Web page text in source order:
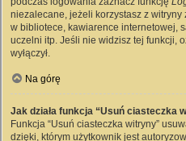
niezalecane, jeżeli korzystasz z
w bibliotece, kawiarence internetowej,
uczelni itp. Jeśli nie widzisz tej funkcji,
wyłączył.
Na górę
Jak działa funkcja “Usuń ciasteczka
Funkcja “Usuń ciasteczka witryny”
dzięki, którym użytkownik jest